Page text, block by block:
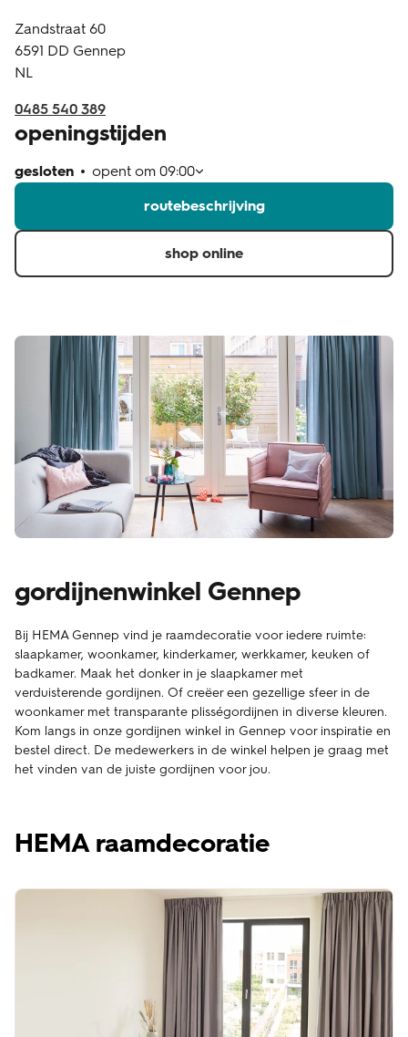
klantenservice
Zandstraat 60
6591 DD Gennep
NL
0485 540 389
openingstijden
gesloten opent om 09:00
routebeschrijving
shop online
gordijnenwinkel Gennep
Bij HEMA Gennep vind je raamdecoratie voor iedere ruimte:
slaapkamer, woonkamer, kinderkamer, werkkamer, keuken of
badkamer. Maak het donker in je slaapkamer met
verduisterende gordijnen. Of creëer een gezellige sfeer in de
woonkamer met transparante plisségordijnen in diverse kleuren.
Kom langs in onze gordijnen winkel in Gennep voor inspiratie en
bestel direct. De medewerkers in de winkel helpen je graag met
het vinden van de juiste gordijnen voor jou.
HEMA raamdecoratie